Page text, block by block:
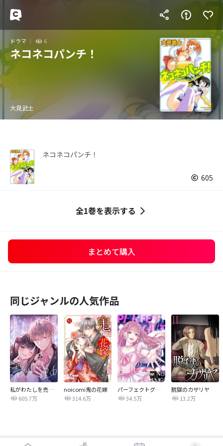
ドラマ 6
ネコネコパンチ！
大見武士
ネコネコパンチ！
605
全1巻を表示する
まとめて購入
同じジャンルの人気作品
私がわたしを売る理由
605.7万
noicomi鬼の花嫁
314.6万
パーフェクトグリッター
34.5万
脱獄のカザリヤ
13.2万